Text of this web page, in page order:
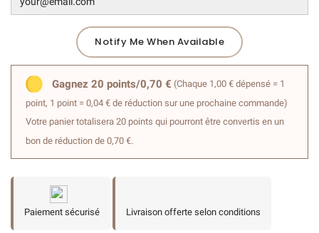
Notify Me When Available
Gagnez 20 points/0,70 € (Chaque 1,00 € dépensé = 1
point, 1 point = 0,04 € de réduction sur une prochaine commande)
Votre panier totalisera 20 points qui pourront être convertis en un
bon de réduction de 0,70 €.
Paiement sécurisé Livraison offerte selon conditions